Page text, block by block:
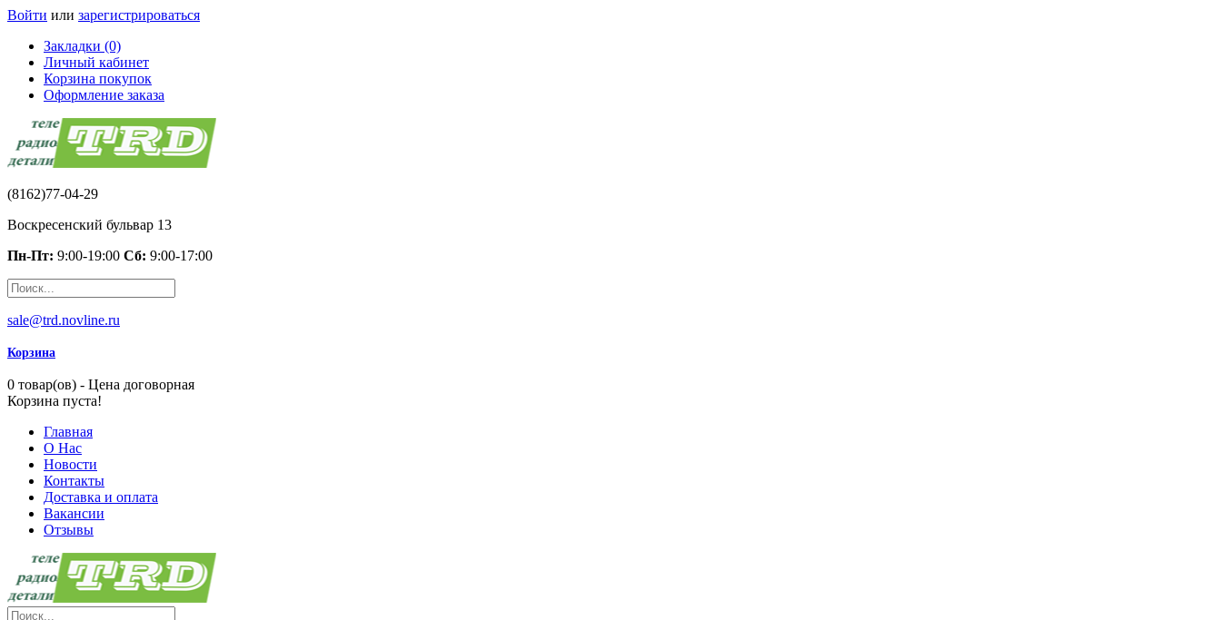
Войти или зарегистрироваться
Закладки (0)
Личный кабинет
Корзина покупок
Оформление заказа
(8162)77-04-29
Воскресенский бульвар 13
Пн-Пт: 9:00-19:00 Сб: 9:00-17:00
sale@trd.novline.ru
Корзина
0 товар(ов) - Цена договорная
Корзина пуста!
Главная
О Нас
Новости
Контакты
Доставка и оплата
Вакансии
Отзывы